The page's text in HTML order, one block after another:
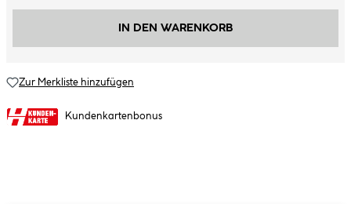
IN DEN WARENKORB
Zur Merkliste hinzufügen
Kundenkartenbonus